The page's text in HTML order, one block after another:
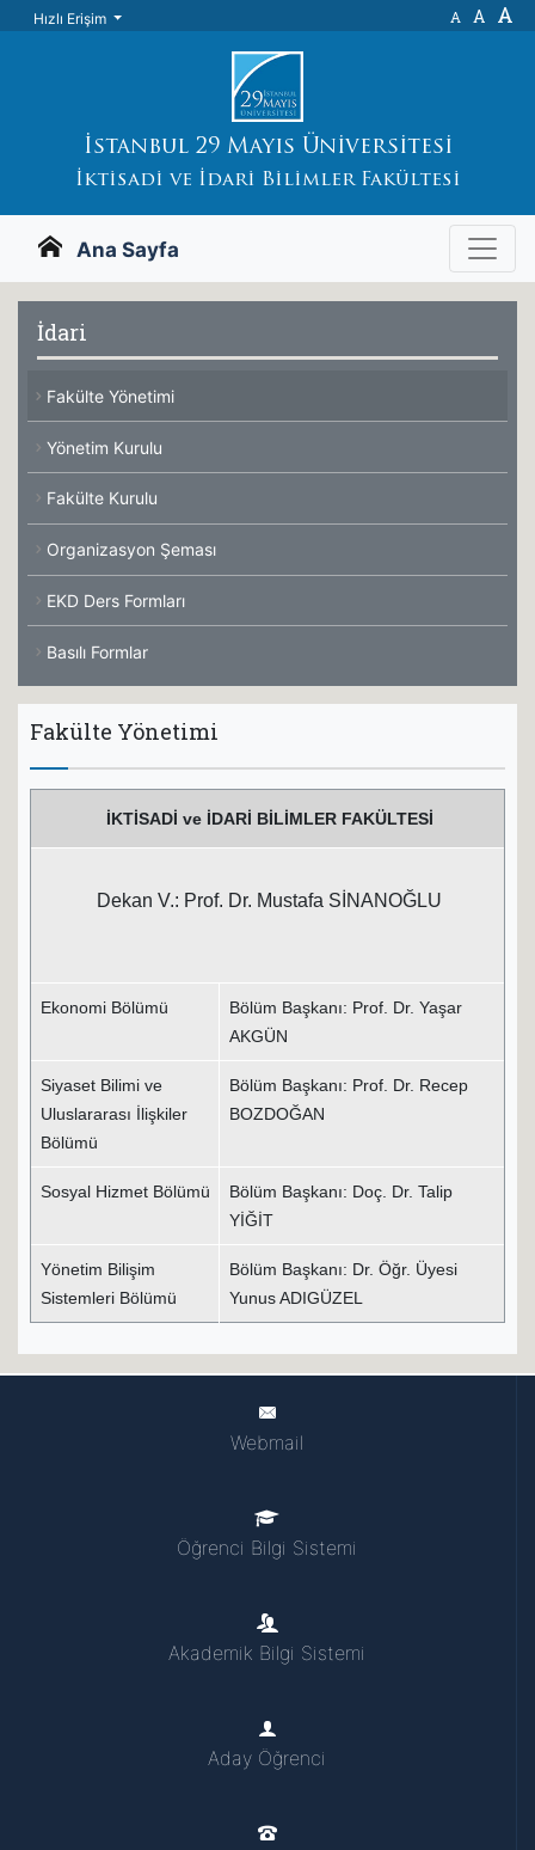
Hızlı Erişim A A A
İstanbul 29 Mayıs Üniversitesi
İktisadi ve İdari Bilimler Fakültesi
Ana Sayfa
İdari
Fakülte Yönetimi
Yönetim Kurulu
Fakülte Kurulu
Organizasyon Şeması
EKD Ders Formları
Basılı Formlar
Fakülte Yönetimi
İKTİSADİ ve İDARİ BİLİMLER FAKÜLTESİ
Dekan V.: Prof. Dr. Mustafa SİNANOĞLU
Ekonomi Bölümü
Bölüm Başkanı: Prof. Dr. Yaşar
AKGÜN
Siyaset Bilimi ve
Uluslararası İlişkiler
Bölümü
Bölüm Başkanı: Prof. Dr. Recep
BOZDOĞAN
Sosyal Hizmet Bölümü
Bölüm Başkanı: Doç. Dr. Talip
YİĞİT
Yönetim Bilişim
Sistemleri Bölümü
Bölüm Başkanı: Dr. Öğr. Üyesi
Yunus ADIGÜZEL
Webmail
Öğrenci Bilgi Sistemi
Akademik Bilgi Sistemi
Aday Öğrenci